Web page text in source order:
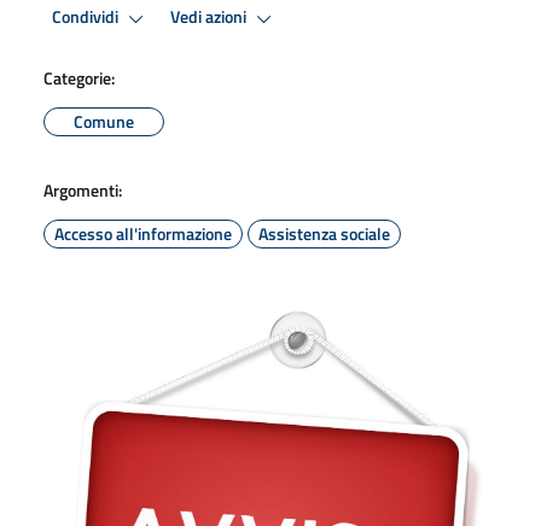
Condividi Vedi azioni
Categorie:
Comune
Argomenti:
Accesso all'informazione
Assistenza sociale